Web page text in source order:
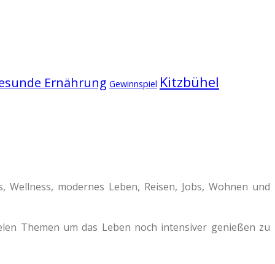
Ernährung Gewinnspiel Kitzbühel
modernes Leben, Reisen, Jobs, Wohnen und
Themen um das Leben noch intensiver genießen zu